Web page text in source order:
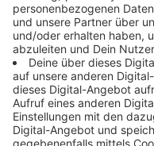
alle Jahrgänge und
oder in Präsenz.
Anzeige
Förderkurse der
Anzeige